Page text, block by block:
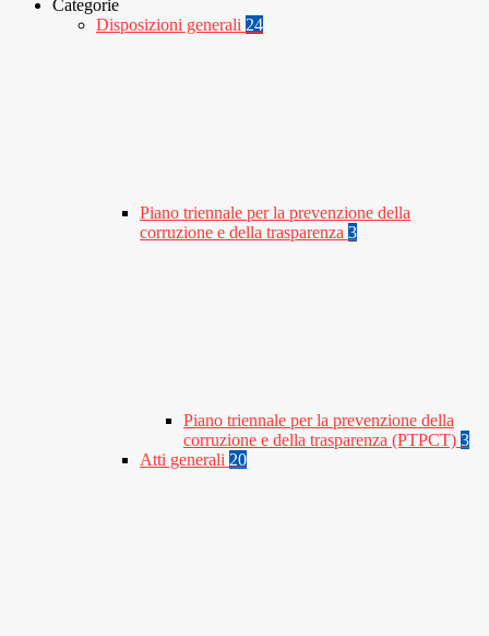
Categorie
Disposizioni generali 24
Piano triennale per la prevenzione della
corruzione e della trasparenza 3
Piano triennale per la prevenzione della
corruzione e della trasparenza (PTPCT) 3
Atti generali 20